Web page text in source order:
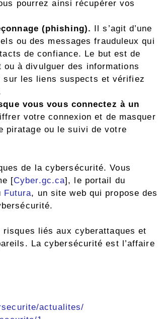
pourrez ainsi récupérer vos
(phishing). Il s’agit d’une
ou des messages frauduleux qui
de confiance. Le but est de
à divulguer des informations
sur les liens suspects et vérifiez
vous vous connectez à un
votre connexion et de masquer
piratage ou le suivi de votre
de la cybersécurité. Vous
[Cyber.gc.ca], le portail du
Futura, un site web qui propose des
liés aux cyberattaques et
La cybersécurité est l’affaire
actualites/